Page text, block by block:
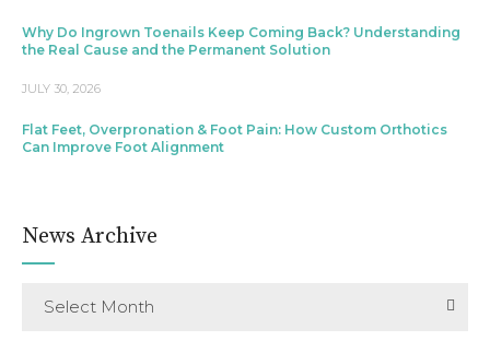
Why Do Ingrown Toenails Keep Coming Back? Understanding
the Real Cause and the Permanent Solution
JULY 30, 2026
Flat Feet, Overpronation & Foot Pain: How Custom Orthotics
Can Improve Foot Alignment
News Archive
Select Month